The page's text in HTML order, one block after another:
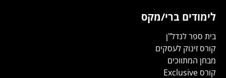
לימודים ברי/מקס
בית ספר לנדל"ן
קורס זינוק לעסקים
מבחן המתווכים
קורס Exclusive